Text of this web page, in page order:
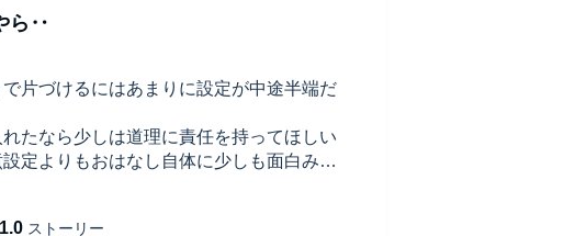
片づけるにはあまりに設定が中途半端だ
たなら少しは道理に責任を持ってほしい
定よりもおはなし自体に少しも面白みを
章は童話っぽい柔らかさに欠け刺々しさ
ら‥